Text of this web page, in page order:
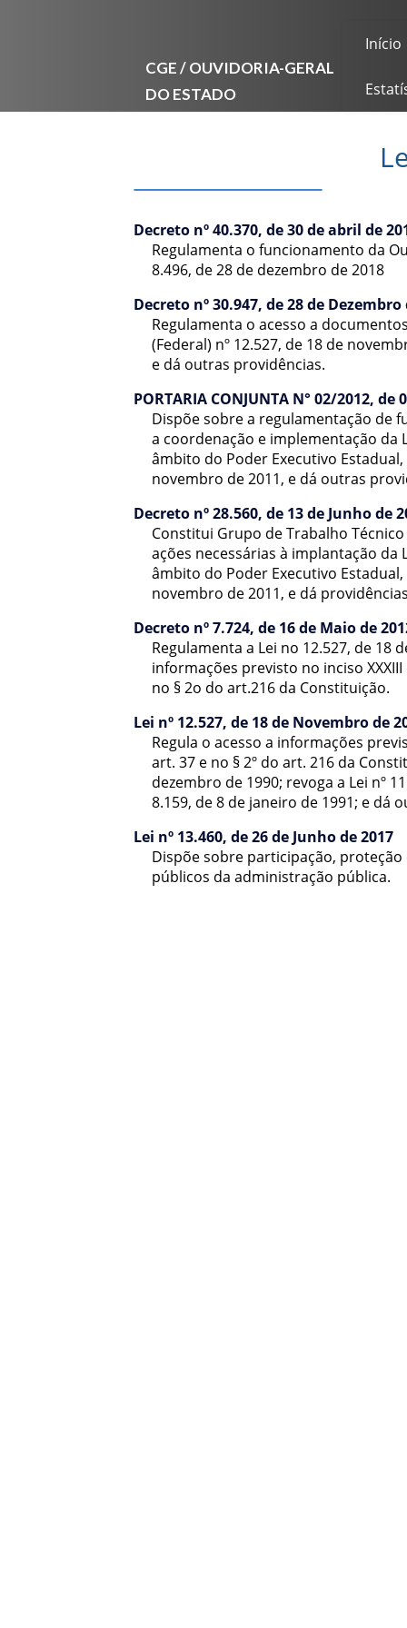
CGE / OUVIDORIA-GERAL
DO ESTADO
Início
Decreto nº 40.370, de 30 de abril de
Regulamenta o funcionamento da
8.496, de 28 de dezembro de 2018
Decreto nº 30.947, de 28 de Dezembro
Regulamenta o acesso a
(Federal) nº 12.527, de 18 de
e dá outras providências.
PORTARIA CONJUNTA N° 02/2012, de
Dispõe sobre a regulamentação de
a coordenação e implementação da
âmbito do Poder Executivo
novembro de 2011, e dá outras
Decreto nº 28.560, de 13 de Junho de
Constitui Grupo de Trabalho
ações necessárias à implantação da
âmbito do Poder Executivo
novembro de 2011, e dá
Decreto nº 7.724, de 16 de Maio de
Regulamenta a Lei no 12.527, de 18
informações previsto no inciso
no § 2o do art.216 da Constituição.
Lei nº 12.527, de 18 de Novembro de
Regula o acesso a informações
art. 37 e no § 2º do art. 216 da
dezembro de 1990; revoga a Lei nº
8.159, de 8 de janeiro de 1991; e dá
Lei nº 13.460, de 26 de Junho de 2017
Dispõe sobre participação,
públicos da administração pública.